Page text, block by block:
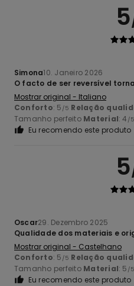
5
Simona10. Janeiro 2026
O facto de ser reversível
Mostrar original - Italiano
Conforto: 5 /5 Relação
Tamanho perfeito Material: 4 /5
Eu recomendo este produto
5
Oscar29. Dezembro 2025
Qualidade dos materiais e
Mostrar original - Castelhano
Conforto: 5 /5 Relação
Tamanho perfeito Material: 5 /5
Eu recomendo este produto